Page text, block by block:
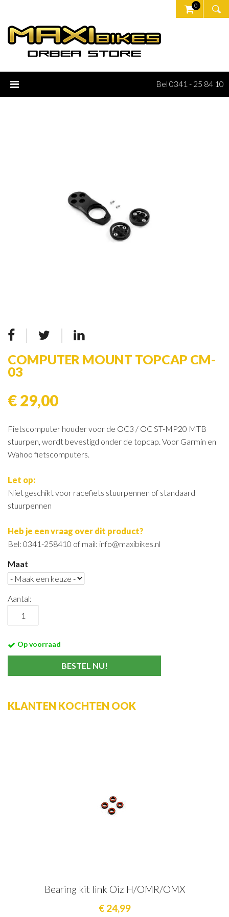
0
Bel 0341 - 25 84 10
COMPUTER MOUNT TOPCAP CM-
03
€ 29,00
Fietscomputer houder voor de OC3 / OC ST-MP20 MTB
stuurpen, wordt bevestigd onder de topcap. Voor Garmin en
Wahoo fietscomputers.
Let op:
Niet geschikt voor racefiets stuurpennen of standaard
stuurpennen
Heb je een vraag over dit product?
Bel: 0341-258410 of mail: info@maxibikes.nl
Maat
Aantal:
Op voorraad
KLANTEN KOCHTEN OOK
Bearing kit link Oiz H/OMR/OMX
€ 24,99